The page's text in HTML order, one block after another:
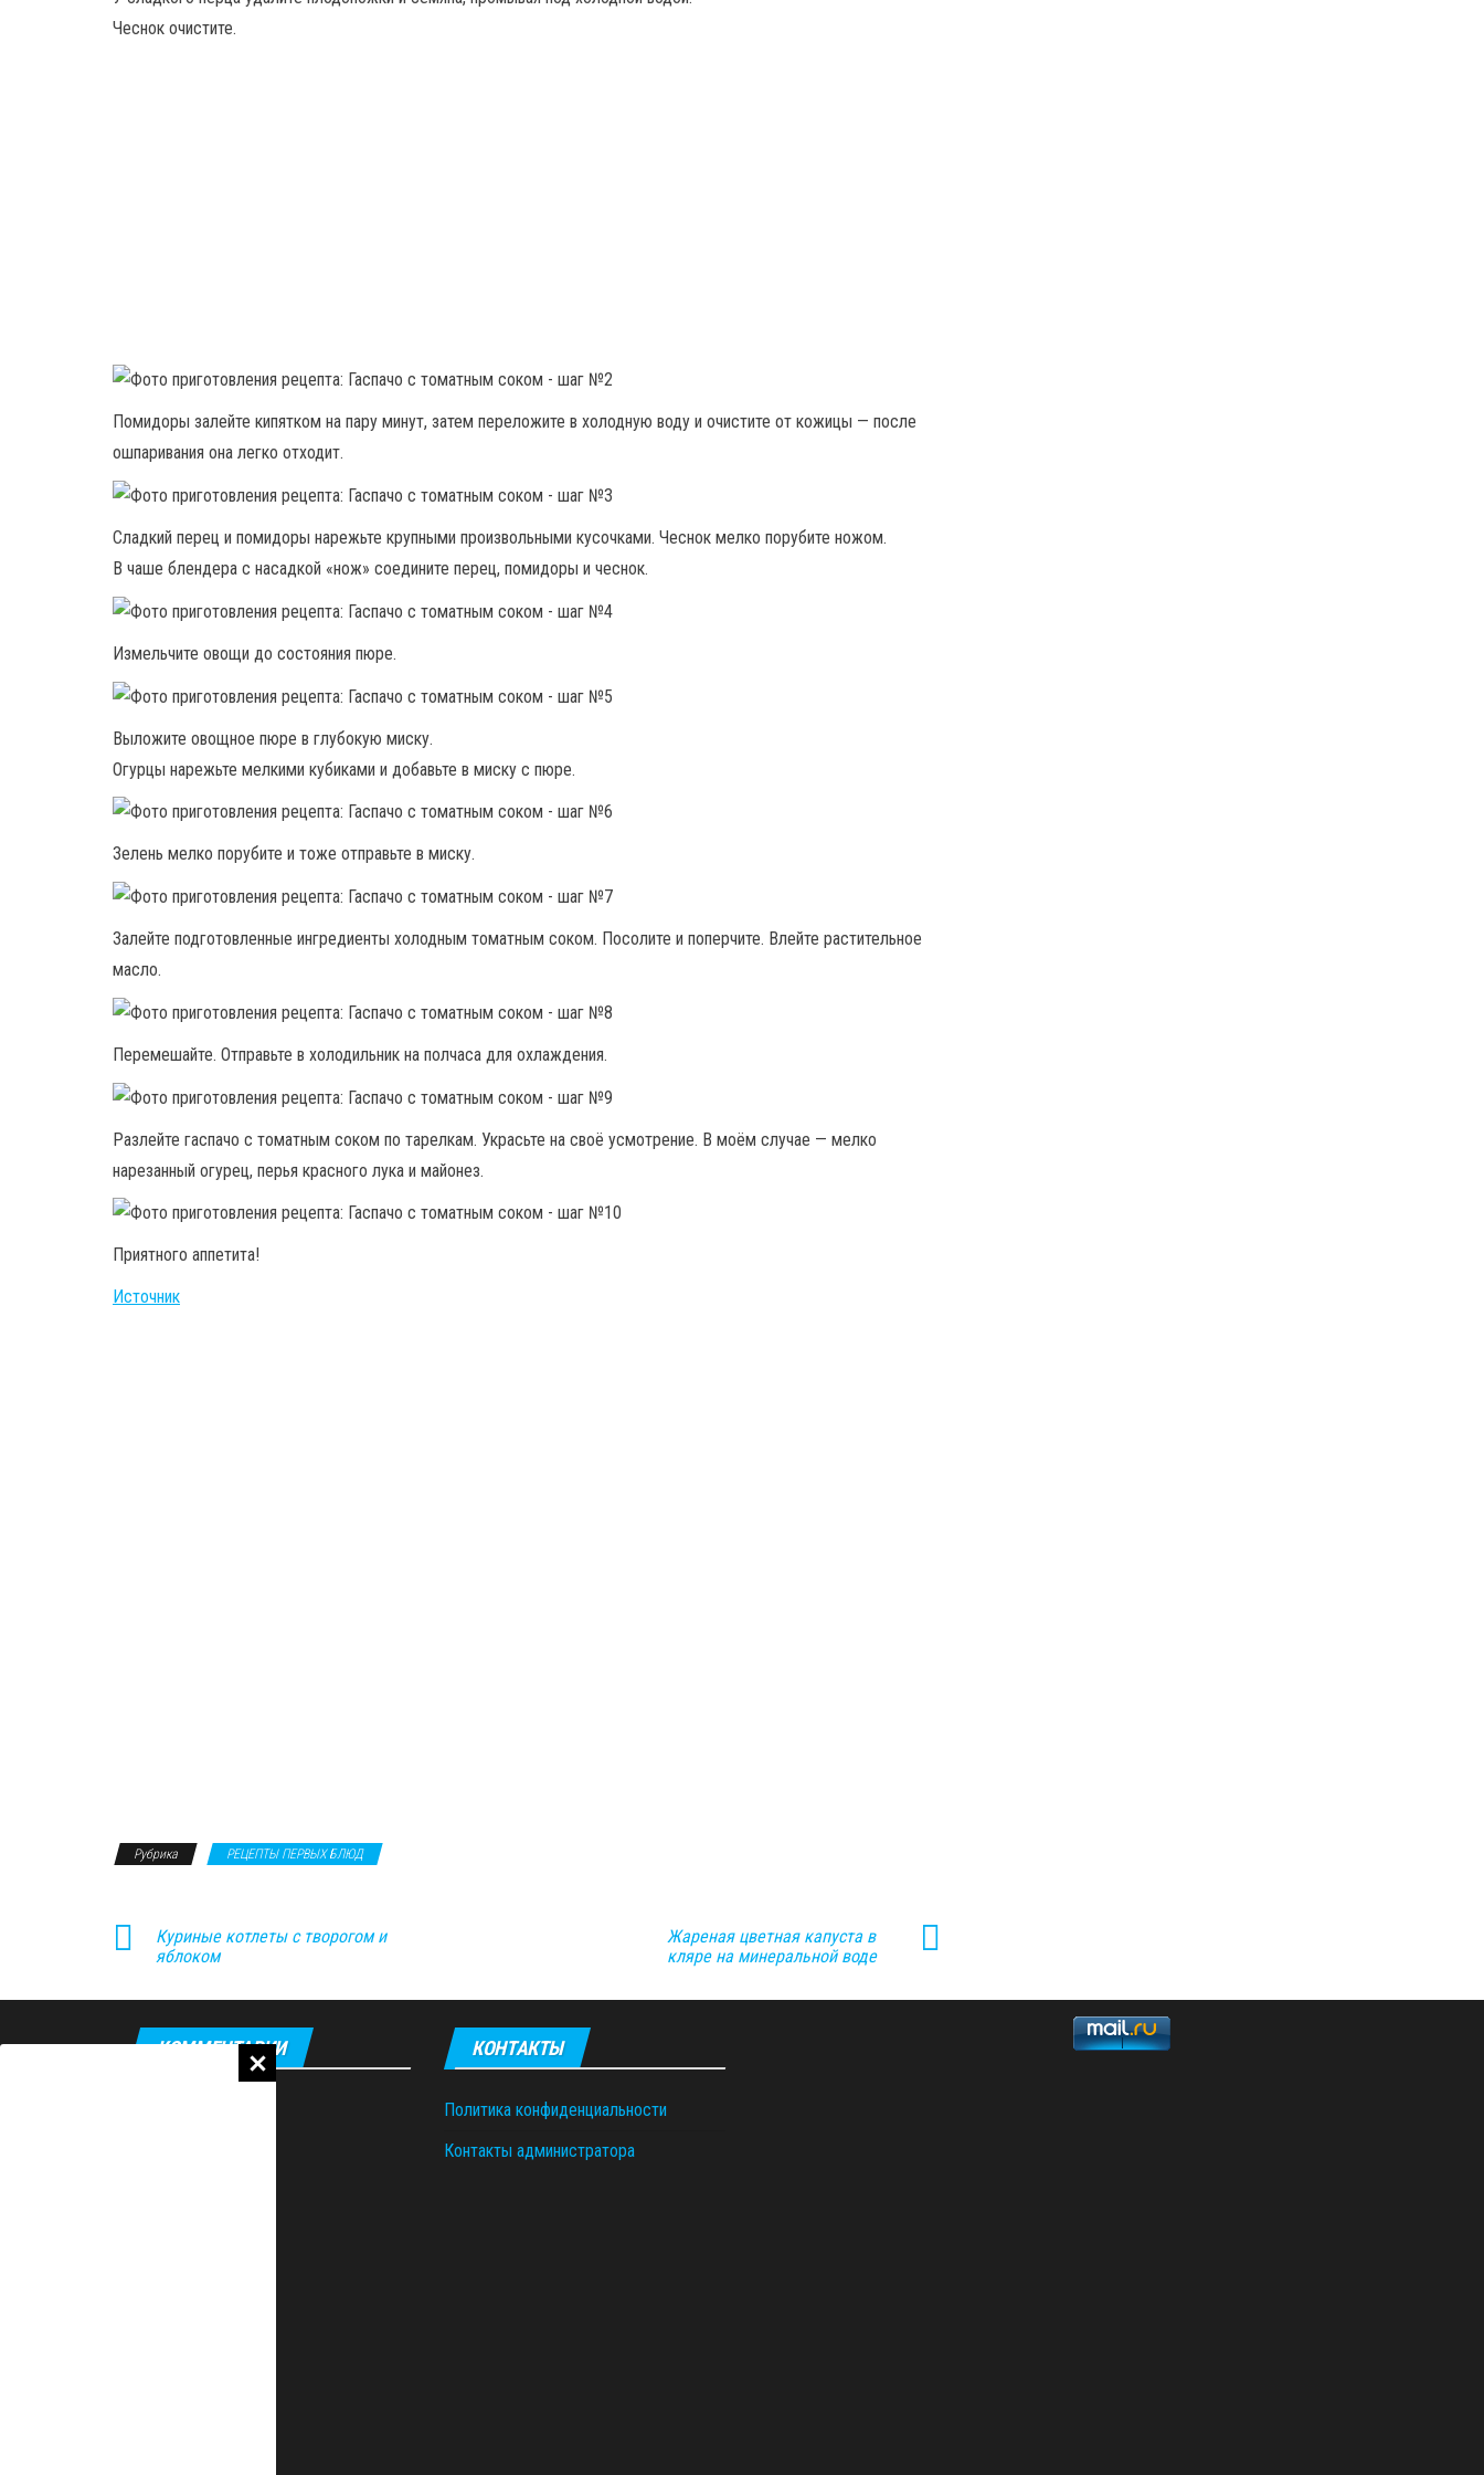
Чеснок очистите.
Помидоры залейте кипятком на пару минут, затем переложите в холодную воду и очистите от кожицы — после
ошпаривания она легко отходит.
Сладкий перец и помидоры нарежьте крупными произвольными кусочками. Чеснок мелко порубите ножом.
В чаше блендера с насадкой «нож» соедините перец, помидоры и чеснок.
Измельчите овощи до состояния пюре.
Выложите овощное пюре в глубокую миску.
Огурцы нарежьте мелкими кубиками и добавьте в миску с пюре.
Зелень мелко порубите и тоже отправьте в миску.
Залейте подготовленные ингредиенты холодным томатным соком. Посолите и поперчите. Влейте растительное
масло.
Перемешайте. Отправьте в холодильник на полчаса для охлаждения.
Разлейте гаспачо с томатным соком по тарелкам. Украсьте на своё усмотрение. В моём случае — мелко
нарезанный огурец, перья красного лука и майонез.
Приятного аппетита!
Источник
Рубрика РЕЦЕПТЫ ПЕРВЫХ БЛЮД
Куриные котлеты с творогом и
яблоком
Жареная цветная капуста в
кляре на минеральной воде
КОММЕНТАРИИ КОНТАКТЫ
Политика конфиденциальности
Контакты администратора